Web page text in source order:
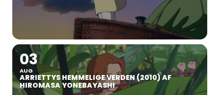
03
AUG
ARRIETTYS HEMMELIGE VERDEN (2010) AF
HIROMASA YONEBAYASHI